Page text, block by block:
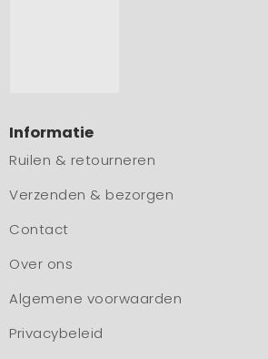
Informatie
Ruilen & retourneren
Verzenden & bezorgen
Contact
Over ons
Algemene voorwaarden
Privacybeleid